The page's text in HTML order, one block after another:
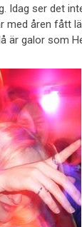
Idag ser det
med åren fått
är galor som